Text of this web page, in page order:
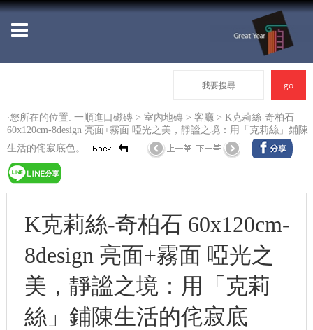
‧您所在的位置: 一順進口磁磚 > 室內地磚 > 客廳 > K克莉絲-奇柏石
60x120cm-8design 亮面+霧面 啞光之美，靜謐之境：用「克莉絲」鋪陳
生活的侘寂底色。
K克莉絲-奇柏石 60x120cm-
8design 亮面+霧面 啞光之
美，靜謐之境：用「克莉
絲」鋪陳生活的侘寂底